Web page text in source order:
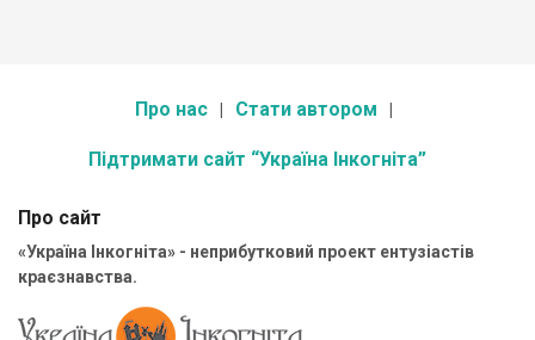
Про нас Стати автором
Підтримати сайт “Україна Інкогніта”
Про сайт
«Україна Інкогніта» - неприбутковий проект ентузіастів
краєзнавства.